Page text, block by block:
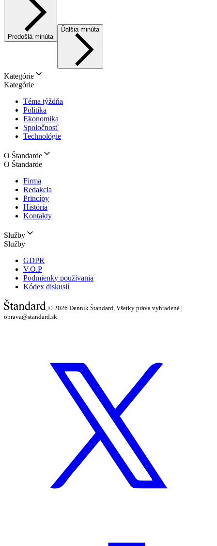
Predošlá minúta
Ďalšia minúta
Kategórie
Kategórie
Téma týždňa
Politika
Ekonomika
Spoločnosť
Technológie
O Štandarde
O Štandarde
Firma
Redakcia
Princípy
História
Kontakty
Služby
Služby
GDPR
V.O.P
Podmienky používania
Kódex diskusií
© 2026 Denník Štandard, Všetky práva vyhradené |
oprava@standard.sk